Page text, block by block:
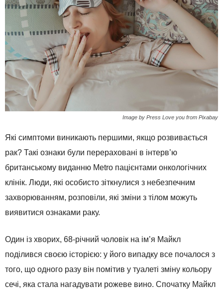
Image by Press Love you from Pixabay
Які симптоми виникають першими, якщо розвивається
рак? Такі ознаки були перераховані в інтерв’ю
британському виданню Metro пацієнтами онкологічних
клінік. Люди, які особисто зіткнулися з небезпечним
захворюванням, розповіли, які зміни з тілом можуть
виявитися ознаками раку.
Один із хворих, 68-річний чоловік на ім’я Майкл
поділився своєю історією: у його випадку все почалося з
того, що одного разу він помітив у туалеті зміну кольору
сечі, яка стала нагадувати рожеве вино. Спочатку Майкл